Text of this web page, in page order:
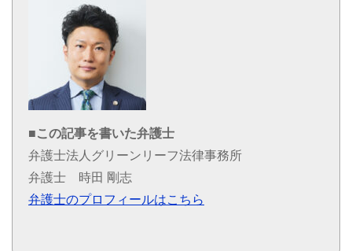
■この記事を書いた弁護士
弁護士法人グリーンリーフ法律事務所
弁護士 時田 剛志
弁護士のプロフィールはこちら